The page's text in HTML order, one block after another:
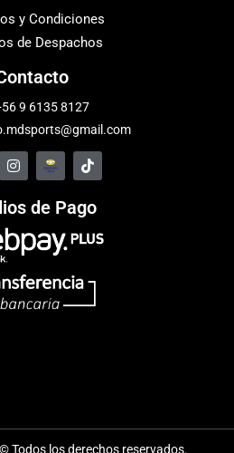
y Condiciones
de Despachos
9 6135 8127
de Pago
Todos los derechos reservados.